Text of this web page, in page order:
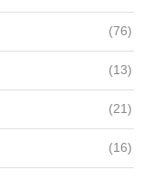
(76)
(13)
(21)
(16)